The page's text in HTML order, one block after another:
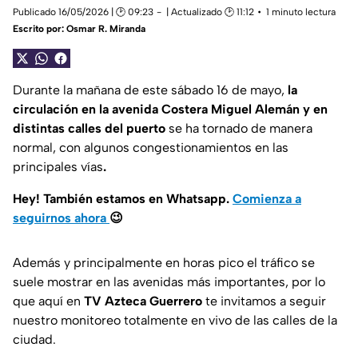
Publicado 16/05/2026 | 🕑 09:23 | Actualizado 🕑 11:12
1 minuto lectura
Escrito por: Osmar R. Miranda
Durante la mañana de este sábado 16 de mayo, la
circulación en la avenida Costera Miguel Alemán y en
distintas calles del puerto se ha tornado de manera
normal, con algunos congestionamientos en las
principales vías.
Hey! También estamos en Whatsapp. Comienza a
seguirnos ahora 😉
Además y principalmente en horas pico el tráfico se
suele mostrar en las avenidas más importantes, por lo
que aquí en TV Azteca Guerrero te invitamos a seguir
nuestro monitoreo totalmente en vivo de las calles de la
ciudad.